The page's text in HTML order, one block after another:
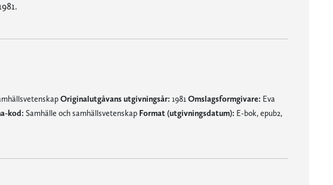
Originalutgåvans utgivningsår: 1981 Omslagsformgivare: Eva
kod: Samhälle och samhällsvetenskap Format (utgivningsdatum): E-bok, epub2,